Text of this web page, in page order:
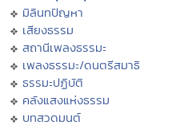
มิลินทปัญหา
เสียงธรรม
สถานีเพลงธรรมะ
เพลงธรรมะ/ดนตรีสมาธิ
ธรรมะปฏิบัติ
คลังแสงแห่งธรรม
บทสวดมนต์